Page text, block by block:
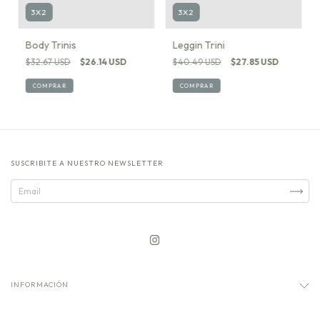
3X2
Body Trinis
$32.67 USD $26.14 USD
COMPRAR
3X2
Leggin Trini
$40.49 USD $27.85 USD
COMPRAR
SUSCRIBITE A NUESTRO NEWSLETTER
INFORMACIÓN